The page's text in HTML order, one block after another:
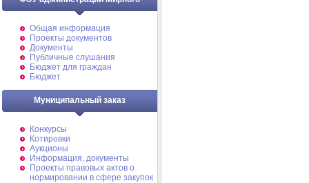
Общая информация
Проекты документов
Документы
Публичные слушания
Бюджет для граждан
Бюджет
Муниципальный заказ
Конкурсы
Котировки
Аукционы
Информация, документы
Проекты правовых актов о
нормировании в сфере закупок